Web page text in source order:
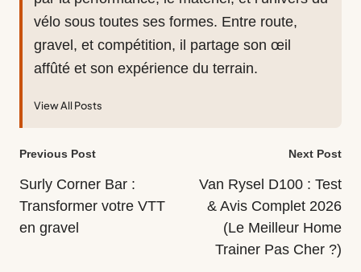
vélo sous toutes ses formes. Entre route,
gravel, et compétition, il partage son œil
affûté et son expérience du terrain.
View All Posts
Post
navigation
Previous Post
Surly Corner Bar :
Transformer votre VTT
en gravel
Next Post
Van Rysel D100 : Test
& Avis Complet 2026
(Le Meilleur Home
Trainer Pas Cher ?)